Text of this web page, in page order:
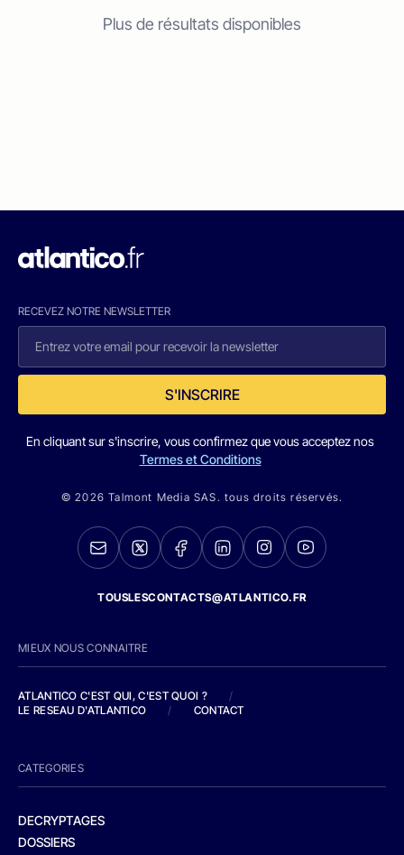
Plus de résultats disponibles
RECEVEZ NOTRE NEWSLETTER
S'INSCRIRE
En cliquant sur s'inscrire, vous confirmez que vous acceptez nos
Termes et Conditions
© 2026 Talmont Media SAS. tous droits réservés.
TOUSLESCONTACTS@ATLANTICO.FR
MIEUX NOUS CONNAITRE
ATLANTICO C'EST QUI, C'EST QUOI ?
/
LE RESEAU D'ATLANTICO
/ CONTACT
CATEGORIES
DECRYPTAGES
DOSSIERS